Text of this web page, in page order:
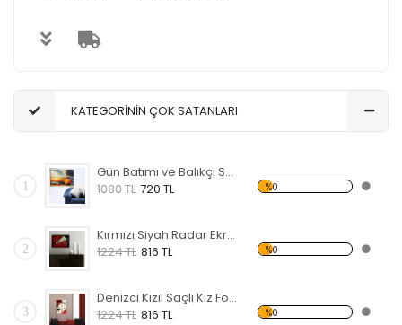
KATEGORİNİN ÇOK SATANLARI
1
Gün Batımı ve Balıkçı Sandalı Forex Tablo
1080 TL 720 TL %0
2
Kırmızı Siyah Radar Ekranı Forex Tablo
1224 TL 816 TL %0
3
Denizci Kızıl Saçlı Kız Forex Tablo
1224 TL 816 TL %0